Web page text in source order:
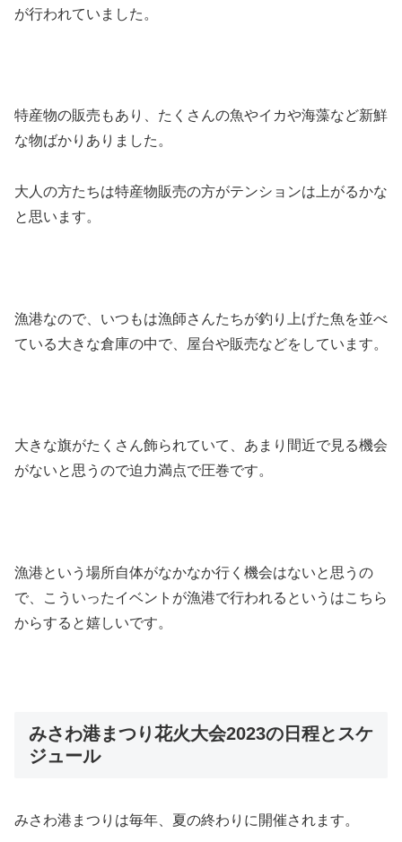
が行われていました。
特産物の販売もあり、たくさんの魚やイカや海藻など新鮮
な物ばかりありました。
大人の方たちは特産物販売の方がテンションは上がるかな
と思います。
漁港なので、いつもは漁師さんたちが釣り上げた魚を並べ
ている大きな倉庫の中で、屋台や販売などをしています。
大きな旗がたくさん飾られていて、あまり間近で見る機会
がないと思うので迫力満点で圧巻です。
漁港という場所自体がなかなか行く機会はないと思うの
で、こういったイベントが漁港で行われるというはこちら
からすると嬉しいです。
みさわ港まつり花火大会2023の日程とスケ
ジュール
みさわ港まつりは毎年、夏の終わりに開催されます。